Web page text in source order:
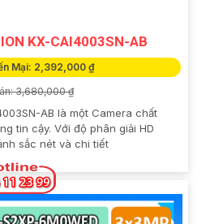
KX-CAI4003SN-AB
Mại: 2,392,000 ₫
3,680,000 ₫
AB là một Camera chất
tin cậy. Với độ phân giải HD
sắc nét và chi tiết